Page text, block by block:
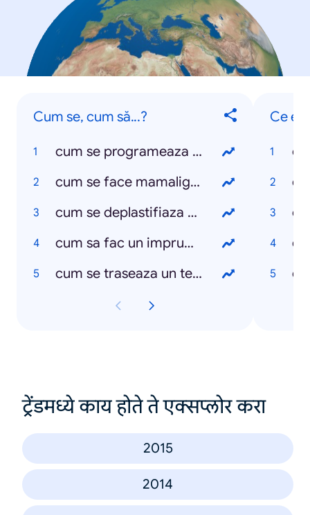
Cum se, cum să...?
cum se programeaza pc sa se opreasca?
cum se face mamaliga pentru momeala la pesti
cum se deplastifiaza o hartie
cum sa fac un imprumut la banca
cum se traseaza un teren de fotbal
Ce
ce
ce
ce
ट्रेंडमध्ये काय होते ते एक्सप्लोर करा
2015
2014